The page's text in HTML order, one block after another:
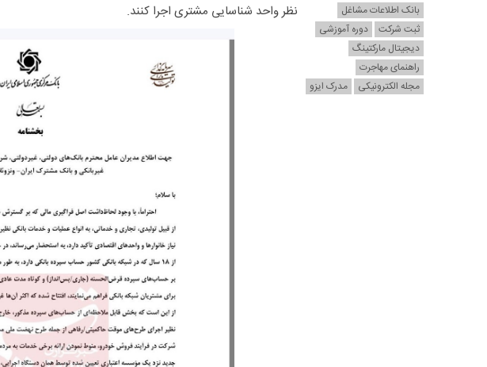
نظر واحد شناسایی مشتری اجرا کنند.
بانک اطلاعات مشاغل
ثبت شرکت
دوره آموزشی
دیجیتال مارکتینگ
راهنمای مهاجرت
مجله الکترونیکی
مدرک ایزو